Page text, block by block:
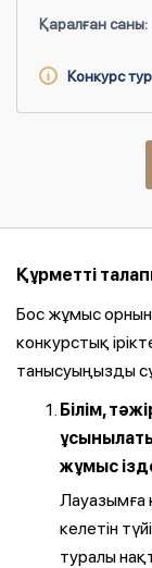
Қаралған саны:
Конкурс
Құрметті
Бос жұмыс
конкурстық
танысуыңызды
Білім,
жұмыс
Лауазымға
келетін
туралы